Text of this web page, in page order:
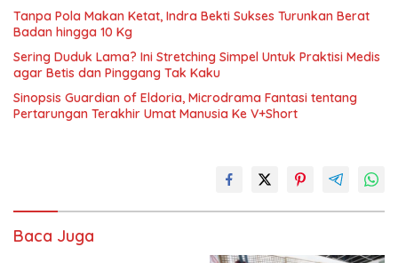
Tanpa Pola Makan Ketat, Indra Bekti Sukses Turunkan Berat
Badan hingga 10 Kg
Sering Duduk Lama? Ini Stretching Simpel Untuk Praktisi Medis
agar Betis dan Pinggang Tak Kaku
Sinopsis Guardian of Eldoria, Microdrama Fantasi tentang
Pertarungan Terakhir Umat Manusia Ke V+Short
Baca Juga